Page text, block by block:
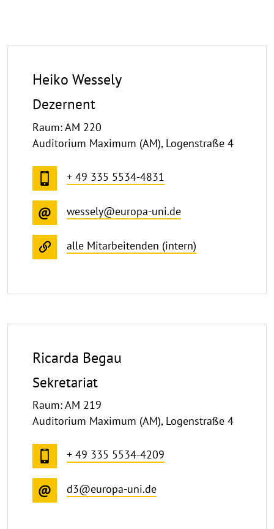
Heiko Wessely
Dezernent
Raum: AM 220
Auditorium Maximum (AM), Logenstraße 4
+ 49 335 5534-4831
wessely@europa-uni.de
alle Mitarbeitenden (intern)
Ricarda Begau
Sekretariat
Raum: AM 219
Auditorium Maximum (AM), Logenstraße 4
+ 49 335 5534-4209
d3@europa-uni.de